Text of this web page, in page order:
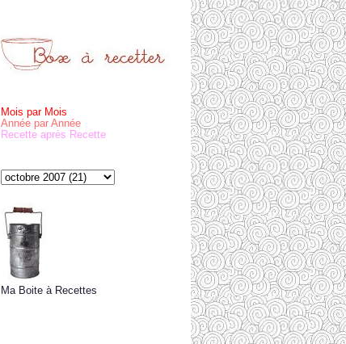
Mois par Mois
Année par Année
Recette après Recette
Ma Boite à Recettes